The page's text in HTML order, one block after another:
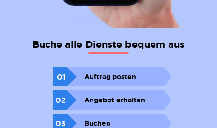
Buche alle Dienste bequem aus
01 Auftrag posten
02 Angebot erhalten
03 Buchen